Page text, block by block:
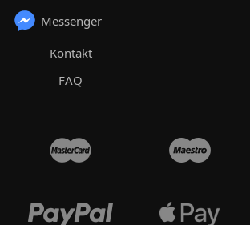
Messenger
Kontakt
FAQ